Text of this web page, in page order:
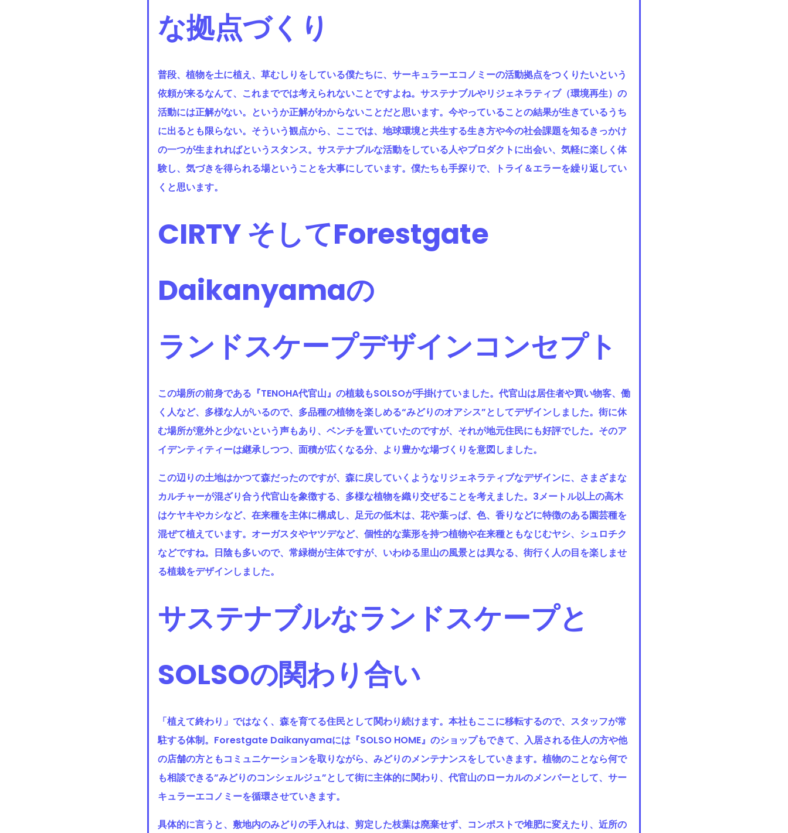
な拠点づくり
普段、植物を土に植え、草むしりをしている僕たちに、サーキュラーエコノミーの活動拠点をつくりたいという
依頼が来るなんて、これまででは考えられないことですよね。サステナブルやリジェネラティブ（環境再生）の
活動には正解がない。というか正解がわからないことだと思います。今やっていることの結果が生きているうち
に出るとも限らない。そういう観点から、ここでは、地球環境と共生する生き方や今の社会課題を知るきっかけ
の一つが生まれればというスタンス。サステナブルな活動をしている人やプロダクトに出会い、気軽に楽しく体
験し、気づきを得られる場ということを大事にしています。僕たちも手探りで、トライ＆エラーを繰り返してい
くと思います。
CIRTY そしてForestgate
Daikanyamaの
ランドスケープデザインコンセプト
この場所の前身である『TENOHA代官山』の植栽もSOLSOが手掛けていました。代官山は居住者や買い物客、働
く人など、多様な人がいるので、多品種の植物を楽しめる“みどりのオアシス”としてデザインしました。街に休
む場所が意外と少ないという声もあり、ベンチを置いていたのですが、それが地元住民にも好評でした。そのア
イデンティティーは継承しつつ、面積が広くなる分、より豊かな場づくりを意図しました。
この辺りの土地はかつて森だったのですが、森に戻していくようなリジェネラティブなデザインに、さまざまな
カルチャーが混ざり合う代官山を象徴する、多様な植物を織り交ぜることを考えました。3メートル以上の高木
はケヤキやカシなど、在来種を主体に構成し、足元の低木は、花や葉っぱ、色、香りなどに特徴のある園芸種を
混ぜて植えています。オーガスタやヤツデなど、個性的な葉形を持つ植物や在来種ともなじむヤシ、シュロチク
などですね。日陰も多いので、常緑樹が主体ですが、いわゆる里山の風景とは異なる、街行く人の目を楽しませ
る植栽をデザインしました。
サステナブルなランドスケープと
SOLSOの関わり合い
「植えて終わり」ではなく、森を育てる住民として関わり続けます。本社もここに移転するので、スタッフが常
駐する体制。Forestgate Daikanyamaには『SOLSO HOME』のショップもできて、入居される住人の方や他
の店舗の方ともコミュニケーションを取りながら、みどりのメンテナンスをしていきます。植物のことなら何で
も相談できる”みどりのコンシェルジュ”として街に主体的に関わり、代官山のローカルのメンバーとして、サー
キュラーエコノミーを循環させていきます。
具体的に言うと、敷地内のみどりの手入れは、剪定した枝葉は廃棄せず、コンポストで堆肥に変えたり、近所の